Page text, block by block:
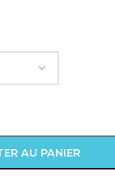
AU PANIER